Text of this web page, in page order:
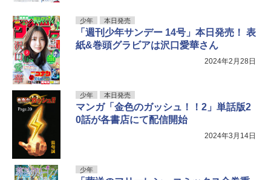
少年 本日発売
「週刊少年サンデー 14号」本日発売！ 表
紙&巻頭グラビアは沢口愛華さん
2024年2月28日
少年 本日発売
マンガ「金色のガッシュ！！2」単話版2
0話が各書店にて配信開始
2024年3月14日
少年